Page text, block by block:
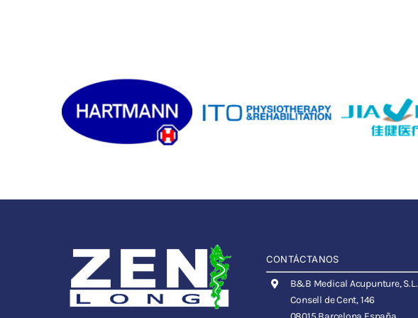
CONTÁCTANOS
B&B Medical Acupunture, S.L.
Consell de Cent, 146